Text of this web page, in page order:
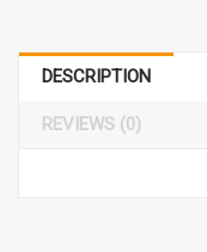
DESCRIPTION
REVIEWS (0)